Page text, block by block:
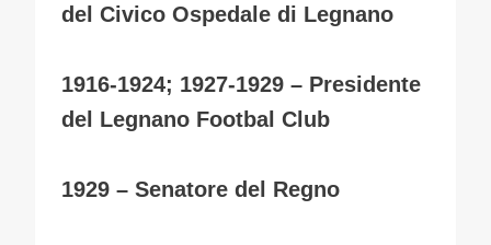
del Civico Ospedale di Legnano
1916-1924; 1927-1929 – Presidente
del Legnano Footbal Club
1929 – Senatore del Regno